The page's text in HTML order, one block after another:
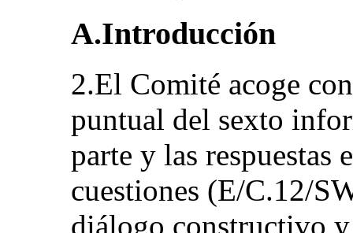
A.Introducción
2.El Comité acoge
puntual del sexto
parte y las respuestas
cuestiones (E/C.12/
diálogo constructivo